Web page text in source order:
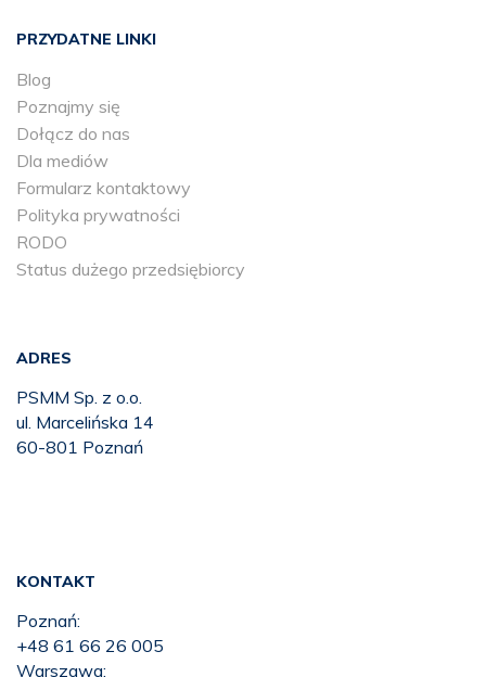
PRZYDATNE LINKI
Blog
Poznajmy się
Dołącz do nas
Dla mediów
Formularz kontaktowy
Polityka prywatności
RODO
Status dużego przedsiębiorcy
ADRES
PSMM Sp. z o.o.
ul. Marcelińska 14
60-801 Poznań
KONTAKT
Poznań:
+48 61 66 26 005
Warszawa: